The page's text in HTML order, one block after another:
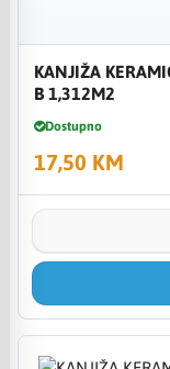
KANJIŽA
B 1,312M2
Dostupno
17,50 KM